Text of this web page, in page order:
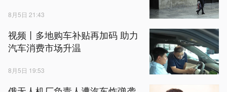
8月5日 21:43
视频丨多地购车补贴再加码 助力
汽车消费市场升温
8月5日 19:53